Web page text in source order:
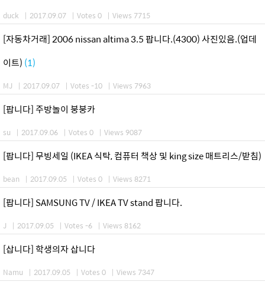
duck | 2017.09.07 | Votes 0 | Views 7715
[자동차거래] 2006 nissan altima 3.5 팝니다.(4300) 사진있음.(업데
이트) (1)
MJ | 2017.09.07 | Votes -10 | Views 7963
[팝니다] 주방놀이 붕붕카
su | 2017.09.06 | Votes 0 | Views 9087
[팝니다] 무빙세일 (IKEA 식탁, 컴퓨터 책상 및 king size 매트리스/받침)
bean | 2017.09.05 | Votes 0 | Views 8271
[팝니다] SAMSUNG TV / IKEA TV stand 팝니다.
J | 2017.09.05 | Votes -6 | Views 8162
[삽니다] 학생의자 삽니다
Namu | 2017.09.05 | Votes 0 | Views 7347